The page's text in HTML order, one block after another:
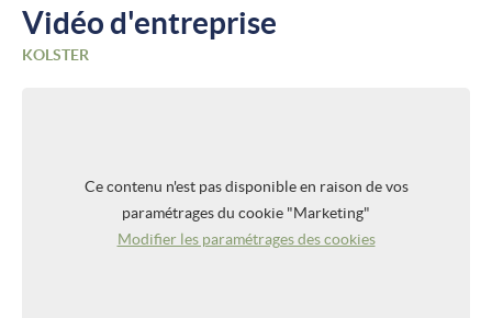
Vidéo d'entreprise
KOLSTER
Ce contenu n'est pas disponible en raison de vos
paramétrages du cookie "Marketing"
Modifier les paramétrages des cookies